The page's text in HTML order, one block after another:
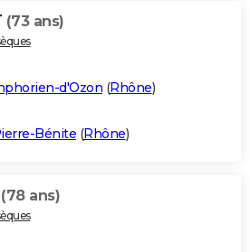
(73 ans)
d'Ozon (Rhône)
Bénite (Rhône)
(78 ans)